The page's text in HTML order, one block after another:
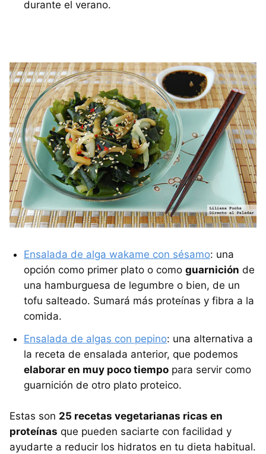
durante el verano.
Ensalada de alga wakame con sésamo: una
opción como primer plato o como guarnición de
una hamburguesa de legumbre o bien, de un
tofu salteado. Sumará más proteínas y fibra a la
comida.
Ensalada de algas con pepino: una alternativa a
la receta de ensalada anterior, que podemos
elaborar en muy poco tiempo para servir como
guarnición de otro plato proteico.
Estas son 25 recetas vegetarianas ricas en
proteínas que pueden saciarte con facilidad y
ayudarte a reducir los hidratos en tu dieta habitual.